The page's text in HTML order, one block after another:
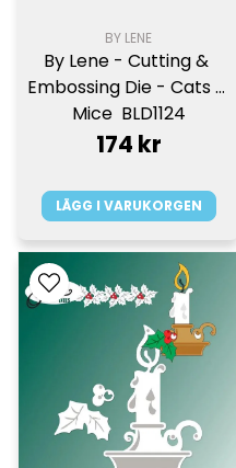
BY LENE
By Lene - Cutting &
Embossing Die - Cats &
Mice  BLD1124
174 kr
LÄGG I VARUKORGEN